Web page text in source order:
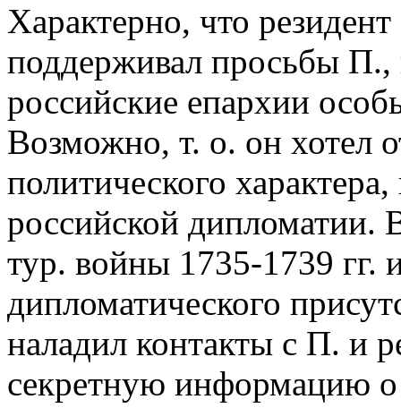
Характерно, что
поддерживал просьбы П.,
российские епархии
Возможно, т. о. он хотел
политического
российской дипломатии.
тур. войны 1735-1739 гг.
дипломатического
наладил контакты с П. и
секретную информацию